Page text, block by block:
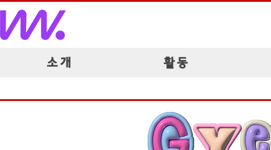
소 개 활 동